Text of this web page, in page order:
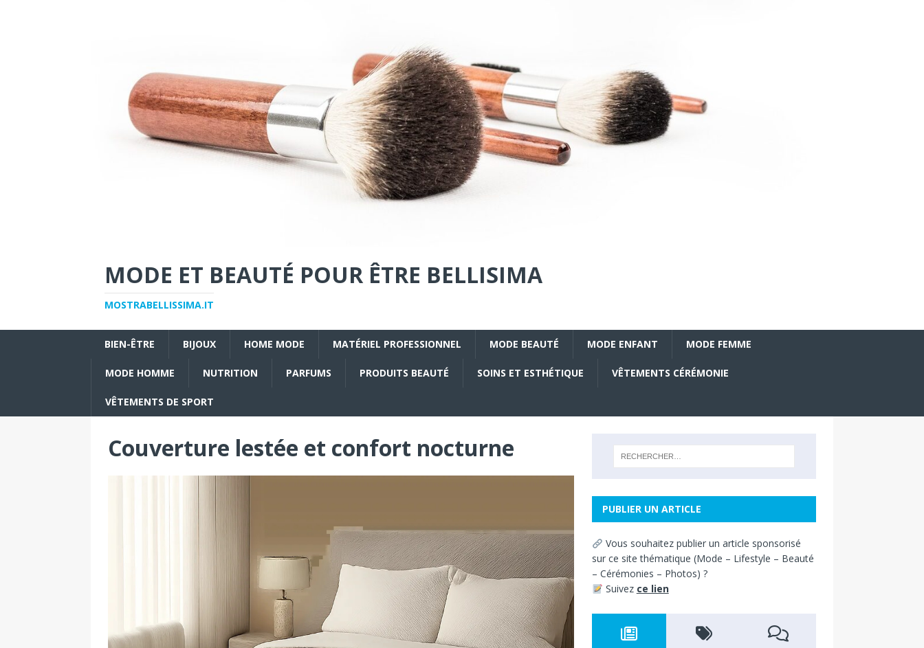
MODE ET BEAUTÉ POUR ÊTRE BELLISIMA
MOSTRABELLISSIMA.IT
BIEN-ÊTRE BIJOUX HOME MODE MATÉRIEL PROFESSIONNEL MODE BEAUTÉ MODE ENFANT MODE FEMME
MODE HOMME NUTRITION PARFUMS PRODUITS BEAUTÉ SOINS ET ESTHÉTIQUE VÊTEMENTS CÉRÉMONIE
VÊTEMENTS DE SPORT
Couverture lestée et confort nocturne
PUBLIER UN ARTICLE
Vous souhaitez publier un article sponsorisé
sur ce site thématique (Mode – Lifestyle – Beauté
– Cérémonies – Photos) ?
Suivez ce lien